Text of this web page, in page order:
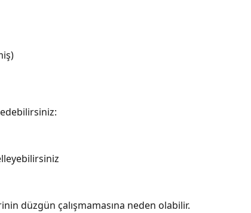
düzgün çalışmamasına neden olabilir.